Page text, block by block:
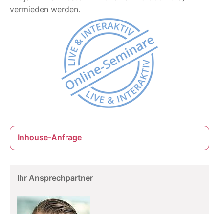
vermieden werden.
Inhouse-Anfrage
Ihr Ansprechpartner